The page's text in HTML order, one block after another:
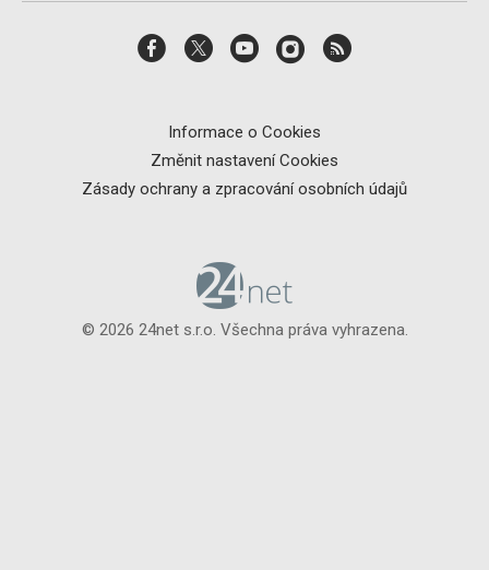
Informace o Cookies
Změnit nastavení Cookies
Zásady ochrany a zpracování osobních údajů
© 2026 24net s.r.o. Všechna práva vyhrazena.